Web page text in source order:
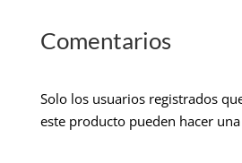
Comentarios
Solo los usuarios registrados
este producto pueden hacer